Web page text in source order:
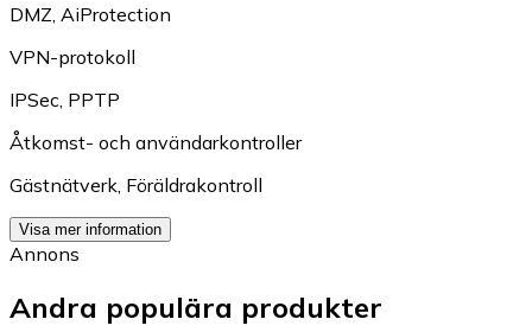
DMZ AiProtection
VPN-protokoll
IPSec PPTP
Åtkomst- och användarkontroller
Gästnätverk Föräldrakontroll
Visa mer information
Annons
Andra populära produkter